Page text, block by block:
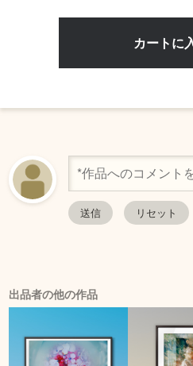
出品者の他の作品